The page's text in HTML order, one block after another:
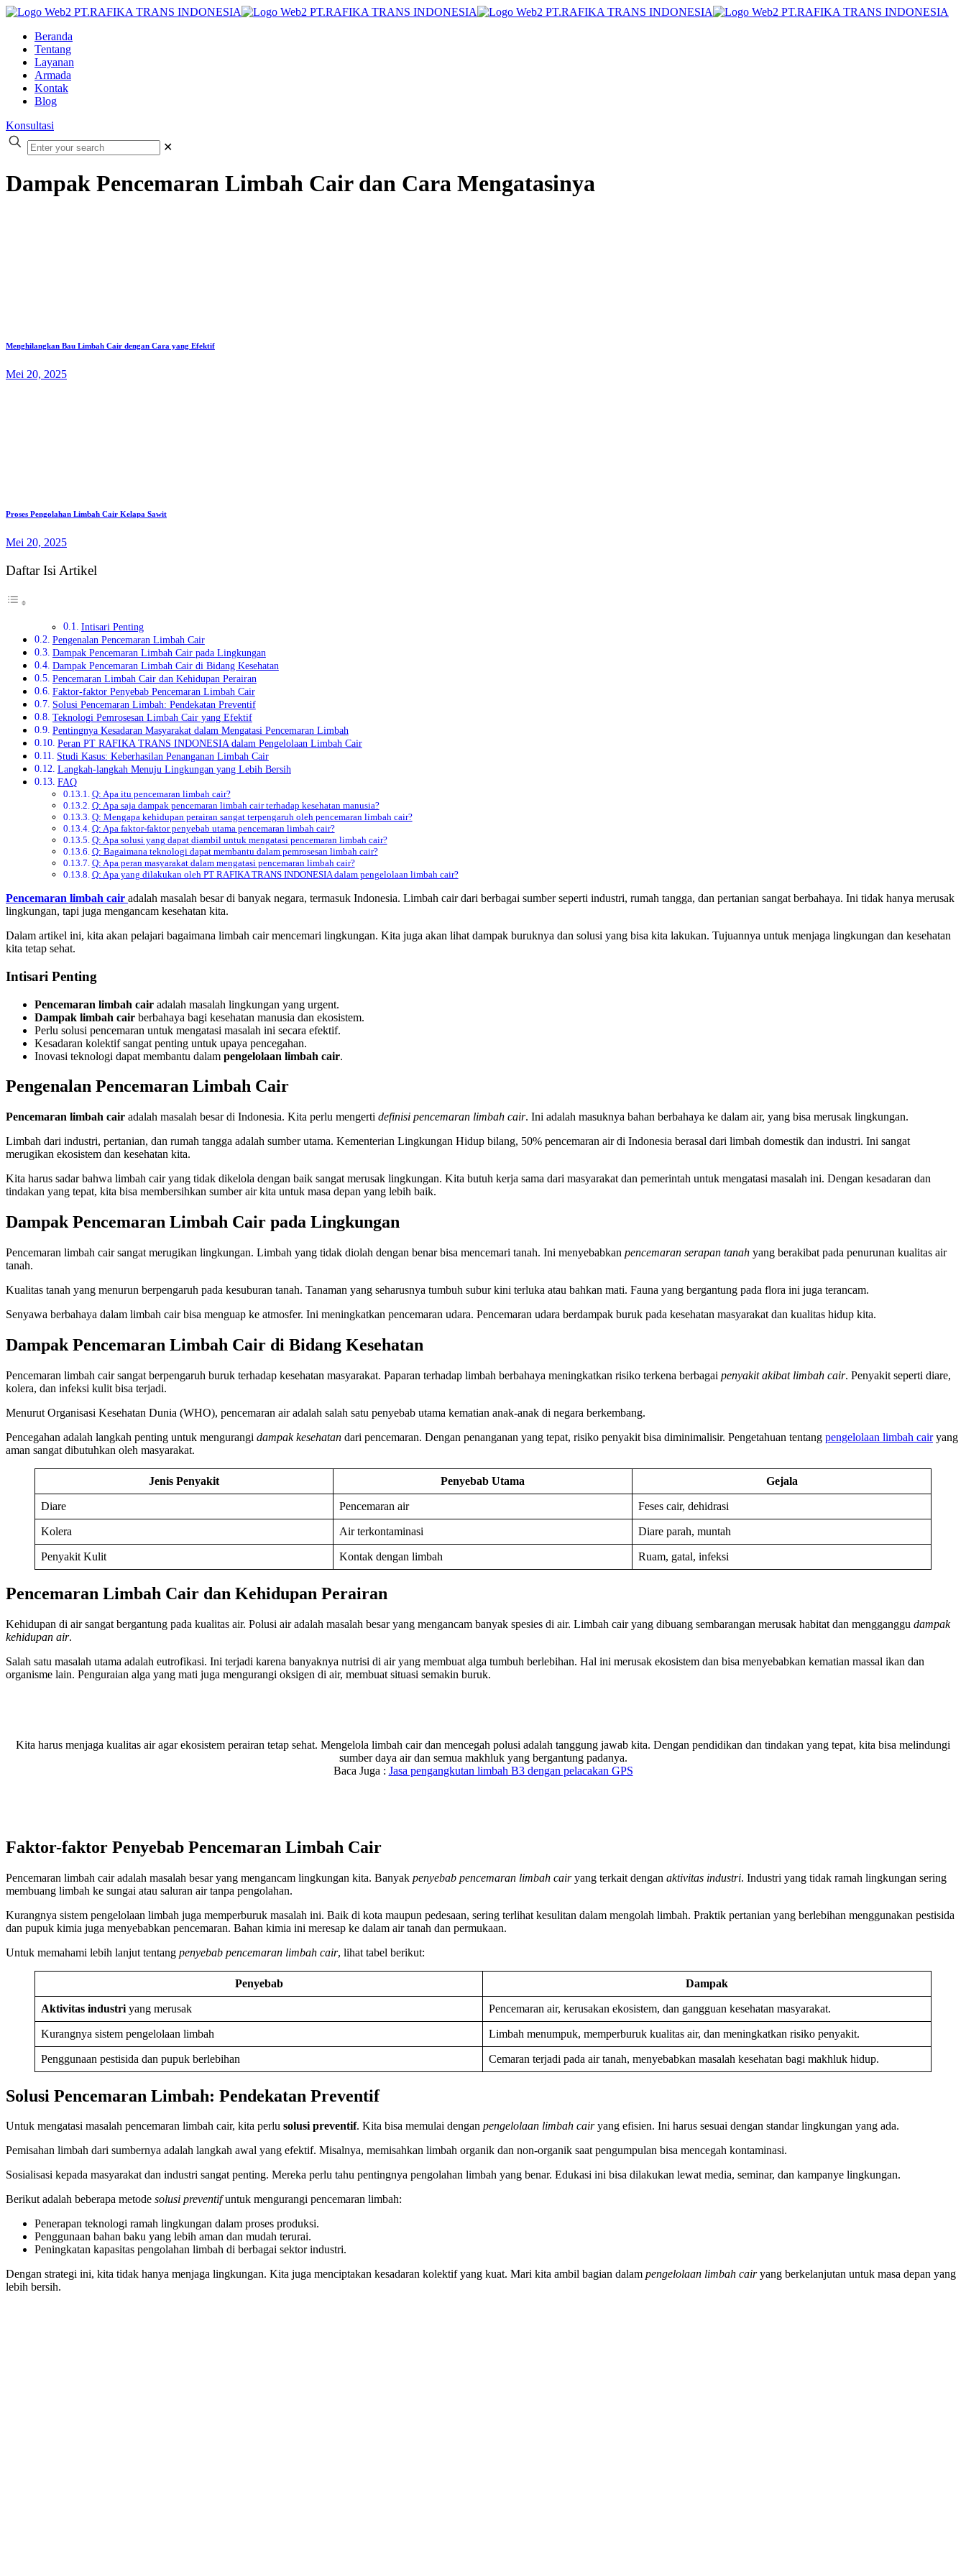
Beranda
Tentang
Layanan
Armada
Kontak
Blog
Konsultasi
✕
Dampak Pencemaran Limbah Cair dan Cara Mengatasinya
Menghilangkan Bau Limbah Cair dengan Cara yang Efektif
Mei 20, 2025
Proses Pengolahan Limbah Cair Kelapa Sawit
Mei 20, 2025
Daftar Isi Artikel
Intisari Penting
Pengenalan Pencemaran Limbah Cair
Dampak Pencemaran Limbah Cair pada Lingkungan
Dampak Pencemaran Limbah Cair di Bidang Kesehatan
Pencemaran Limbah Cair dan Kehidupan Perairan
Faktor-faktor Penyebab Pencemaran Limbah Cair
Solusi Pencemaran Limbah: Pendekatan Preventif
Teknologi Pemrosesan Limbah Cair yang Efektif
Pentingnya Kesadaran Masyarakat dalam Mengatasi Pencemaran Limbah
Peran PT RAFIKA TRANS INDONESIA dalam Pengelolaan Limbah Cair
Studi Kasus: Keberhasilan Penanganan Limbah Cair
Langkah-langkah Menuju Lingkungan yang Lebih Bersih
FAQ
Q: Apa itu pencemaran limbah cair?
Q: Apa saja dampak pencemaran limbah cair terhadap kesehatan manusia?
Q: Mengapa kehidupan perairan sangat terpengaruh oleh pencemaran limbah cair?
Q: Apa faktor-faktor penyebab utama pencemaran limbah cair?
Q: Apa solusi yang dapat diambil untuk mengatasi pencemaran limbah cair?
Q: Bagaimana teknologi dapat membantu dalam pemrosesan limbah cair?
Q: Apa peran masyarakat dalam mengatasi pencemaran limbah cair?
Q: Apa yang dilakukan oleh PT RAFIKA TRANS INDONESIA dalam pengelolaan limbah cair?
Pencemaran limbah cair adalah masalah besar di banyak negara, termasuk Indonesia. Limbah cair dari berbagai sumber seperti industri, rumah tangga, dan pertanian sangat berbahaya. Ini tidak hanya merusak
lingkungan, tapi juga mengancam kesehatan kita.
Dalam artikel ini, kita akan pelajari bagaimana limbah cair mencemari lingkungan. Kita juga akan lihat dampak buruknya dan solusi yang bisa kita lakukan. Tujuannya untuk menjaga lingkungan dan kesehatan
kita tetap sehat.
Intisari Penting
Pencemaran limbah cair adalah masalah lingkungan yang urgent.
Dampak limbah cair berbahaya bagi kesehatan manusia dan ekosistem.
Perlu solusi pencemaran untuk mengatasi masalah ini secara efektif.
Kesadaran kolektif sangat penting untuk upaya pencegahan.
Inovasi teknologi dapat membantu dalam pengelolaan limbah cair.
Pengenalan Pencemaran Limbah Cair
Pencemaran limbah cair adalah masalah besar di Indonesia. Kita perlu mengerti definisi pencemaran limbah cair. Ini adalah masuknya bahan berbahaya ke dalam air, yang bisa merusak lingkungan.
Limbah dari industri, pertanian, dan rumah tangga adalah sumber utama. Kementerian Lingkungan Hidup bilang, 50% pencemaran air di Indonesia berasal dari limbah domestik dan industri. Ini sangat
merugikan ekosistem dan kesehatan kita.
Kita harus sadar bahwa limbah cair yang tidak dikelola dengan baik sangat merusak lingkungan. Kita butuh kerja sama dari masyarakat dan pemerintah untuk mengatasi masalah ini. Dengan kesadaran dan
tindakan yang tepat, kita bisa membersihkan sumber air kita untuk masa depan yang lebih baik.
Dampak Pencemaran Limbah Cair pada Lingkungan
Pencemaran limbah cair sangat merugikan lingkungan. Limbah yang tidak diolah dengan benar bisa mencemari tanah. Ini menyebabkan pencemaran serapan tanah yang berakibat pada penurunan kualitas air
tanah.
Kualitas tanah yang menurun berpengaruh pada kesuburan tanah. Tanaman yang seharusnya tumbuh subur kini terluka atau bahkan mati. Fauna yang bergantung pada flora ini juga terancam.
Senyawa berbahaya dalam limbah cair bisa menguap ke atmosfer. Ini meningkatkan pencemaran udara. Pencemaran udara berdampak buruk pada kesehatan masyarakat dan kualitas hidup kita.
Dampak Pencemaran Limbah Cair di Bidang Kesehatan
Pencemaran limbah cair sangat berpengaruh buruk terhadap kesehatan masyarakat. Paparan terhadap limbah berbahaya meningkatkan risiko terkena berbagai penyakit akibat limbah cair. Penyakit seperti diare,
kolera, dan infeksi kulit bisa terjadi.
Menurut Organisasi Kesehatan Dunia (WHO), pencemaran air adalah salah satu penyebab utama kematian anak-anak di negara berkembang.
Pencegahan adalah langkah penting untuk mengurangi dampak kesehatan dari pencemaran. Dengan penanganan yang tepat, risiko penyakit bisa diminimalisir. Pengetahuan tentang pengelolaan limbah cairyang
aman sangat dibutuhkan oleh masyarakat.
Jenis Penyakit Penyebab Utama Gejala
Diare Pencemaran air Feses cair, dehidrasi
Kolera Air terkontaminasi Diare parah, muntah
Penyakit Kulit Kontak dengan limbah Ruam, gatal, infeksi
Pencemaran Limbah Cair dan Kehidupan Perairan
Kehidupan di air sangat bergantung pada kualitas air. Polusi air adalah masalah besar yang mengancam banyak spesies di air. Limbah cair yang dibuang sembarangan merusak habitat dan mengganggu dampak
kehidupan air.
Salah satu masalah utama adalah eutrofikasi. Ini terjadi karena banyaknya nutrisi di air yang membuat alga tumbuh berlebihan. Hal ini merusak ekosistem dan bisa menyebabkan kematian massal ikan dan
organisme lain. Penguraian alga yang mati juga mengurangi oksigen di air, membuat situasi semakin buruk.
Kita harus menjaga kualitas air agar ekosistem perairan tetap sehat. Mengelola limbah cair dan mencegah polusi adalah tanggung jawab kita. Dengan pendidikan dan tindakan yang tepat, kita bisa melindungi
sumber daya air dan semua makhluk yang bergantung padanya.
Baca Juga : Jasa pengangkutan limbah B3 dengan pelacakan GPS
Faktor-faktor Penyebab Pencemaran Limbah Cair
Pencemaran limbah cair adalah masalah besar yang mengancam lingkungan kita. Banyak penyebab pencemaran limbah cairyang terkait dengan aktivitas industri. Industri yang tidak ramah lingkungan sering
membuang limbah ke sungai atau saluran air tanpa pengolahan.
Kurangnya sistem pengelolaan limbah juga memperburuk masalah ini. Baik di kota maupun pedesaan, sering terlihat kesulitan dalam mengolah limbah. Praktik pertanian yang berlebihan menggunakan pestisida
dan pupuk kimia juga menyebabkan pencemaran. Bahan kimia ini meresap ke dalam air tanah dan permukaan.
Untuk memahami lebih lanjut tentang penyebab pencemaran limbah cair, lihat tabel berikut:
Penyebab Dampak
Aktivitas industri yang merusak Pencemaran air, kerusakan ekosistem, dan gangguan kesehatan masyarakat.
Kurangnya sistem pengelolaan limbah Limbah menumpuk, memperburuk kualitas air, dan meningkatkan risiko penyakit.
Penggunaan pestisida dan pupuk berlebihan Cemaran terjadi pada air tanah, menyebabkan masalah kesehatan bagi makhluk hidup.
Solusi Pencemaran Limbah: Pendekatan Preventif
Untuk mengatasi masalah pencemaran limbah cair, kita perlu solusi preventif. Kita bisa memulai dengan pengelolaan limbah cairyang efisien. Ini harus sesuai dengan standar lingkungan yang ada.
Pemisahan limbah dari sumbernya adalah langkah awal yang efektif. Misalnya, memisahkan limbah organik dan non-organik saat pengumpulan bisa mencegah kontaminasi.
Sosialisasi kepada masyarakat dan industri sangat penting. Mereka perlu tahu pentingnya pengolahan limbah yang benar. Edukasi ini bisa dilakukan lewat media, seminar, dan kampanye lingkungan.
Berikut adalah beberapa metode solusi preventifuntuk mengurangi pencemaran limbah:
Penerapan teknologi ramah lingkungan dalam proses produksi.
Penggunaan bahan baku yang lebih aman dan mudah terurai.
Peningkatan kapasitas pengolahan limbah di berbagai sektor industri.
Dengan strategi ini, kita tidak hanya menjaga lingkungan. Kita juga menciptakan kesadaran kolektif yang kuat. Mari kita ambil bagian dalam pengelolaan limbah cairyang berkelanjutan untuk masa depan yang
lebih bersih.